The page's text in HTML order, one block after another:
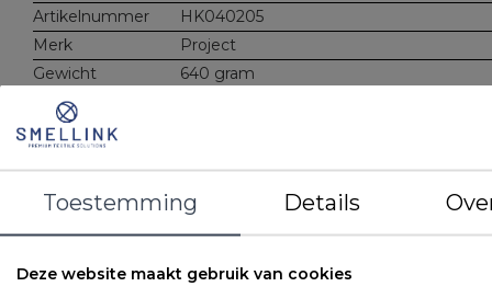
Artikelnummer
HK040205
Merk
Project
Gewicht
640 gram
Materiaal
Kenmerken
OMSCHRIJVING UITVOERINGEN
graden.
Toestemming Details
Deze website maakt gebruik van cookies